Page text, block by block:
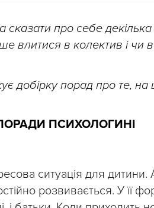
про себе
влитися в колектив і чи
добірку порад про те,
ПСИХОЛОГИНІ
ситуація для дитини.
розвивається. У її